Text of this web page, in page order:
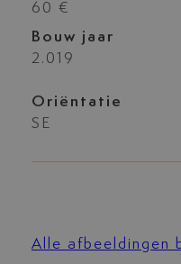
60 €
Bouw jaar
2.019
Oriëntatie
SE
Alle afbeeldingen